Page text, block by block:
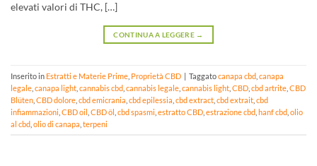
elevati valori di THC, […]
CONTINUA A LEGGERE →
Inserito in Estratti e Materie Prime Proprietà CBD | Taggatocanapa cbd canapa
legale canapa light cannabis cbd cannabis legale cannabis light CBD cbd artrite CBD
Blüten CBD dolore cbd emicrania cbd epilessia cbd extract cbd extrait cbd
infiammazioni CBD oil CBD öl cbd spasmi estratto CBD estrazione cbd hanf cbd olio
al cbd olio di canapa terpeni